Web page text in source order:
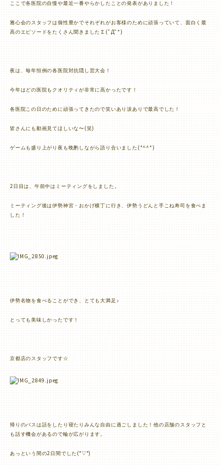
ここで各医院の自慢や最近一番やらかしたことの発表がありました！
雅心会のスタッフは個性豊かでそれぞれがお客様のために頑張っていて、面白く最
高のエピソードをたくさん聞きました ∑(ﾟ Дﾟ*)
夜は、毎年恒例の各医院対抗隠し芸大会！
今年はどの医院もクオリティが非常に高かったです！
各医院この日のために頑張ってきたので笑いあり涙ありで最高でした！
皆さんにも動画見てほしいな〜(笑)
ゲームも盛り上がり夜も晩酌しながら語り合いました (*^^*)
2日目は、午前中はミーティングをしました。
ミーティング後は伊勢神宮・おかげ横丁に行き、伊勢うどんと手こね寿司を食べま
した！
伊勢名物を食べることができ、とても大満足♪
とっても美味しかったです！
京都店のスタッフです☆
帰りのバスは話をしたり寝たりみんな自由に過ごしました！他の店舗のスタッフと
も話す機会があるので輪が広がります。
あっという間の2日間でした (°▽°)